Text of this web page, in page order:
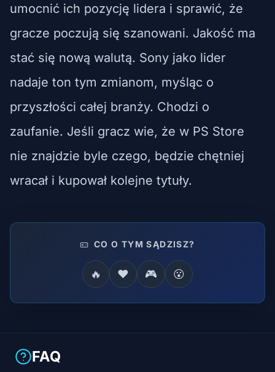
umocnić ich pozycję lidera i sprawić, że
gracze poczują się szanowani. Jakość ma
stać się nową walutą. Sony jako lider
nadaje ton tym zmianom, myśląc o
przyszłości całej branży. Chodzi o
zaufanie. Jeśli gracz wie, że w PS Store
nie znajdzie byle czego, będzie chętniej
wracał i kupował kolejne tytuły.
CO O TYM SĄDZISZ?
🔥 ❤️ 🎮 😮
FAQ